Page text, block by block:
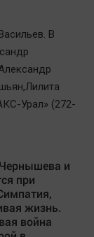
В
Урал» (272-
и
при
жизнь.
война